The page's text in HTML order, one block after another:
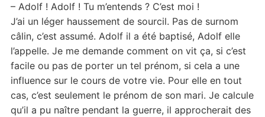
– Adolf ! Adolf ! Tu m’entends ? C’est moi !
J’ai un léger haussement de sourcil. Pas de surnom
câlin, c’est assumé. Adolf il a été baptisé, Adolf elle
l’appelle. Je me demande comment on vit ça, si c’est
facile ou pas de porter un tel prénom, si cela a une
influence sur le cours de votre vie. Pour elle en tout
cas, c’est seulement le prénom de son mari. Je calcule
qu’il a pu naître pendant la guerre, il approcherait des